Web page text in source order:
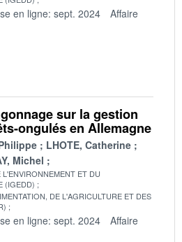
en ligne: sept. 2024
Affaire
sur la gestion
ongulés en Allemagne
LHOTE, Catherine
Michel
ET DU
(IGEDD)
DE L'AGRICULTURE ET DES
en ligne: sept. 2024
Affaire